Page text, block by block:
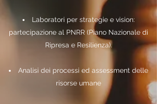
Laboratori per strategie e vision:
partecipazione al PNRR (Piano Nazionale di
Ripresa e Resilienza).
Analisi dei processi ed assessment delle
risorse umane